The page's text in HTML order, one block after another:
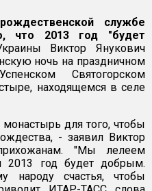
службе
что 2013 год "будет
Виктор Янукович
ночь на праздничном
Святогорском
находящемся в селе
для того, чтобы
- заявил Виктор
"Мы лелеем
2013 год будет добрым.
народу счастья, чтобы